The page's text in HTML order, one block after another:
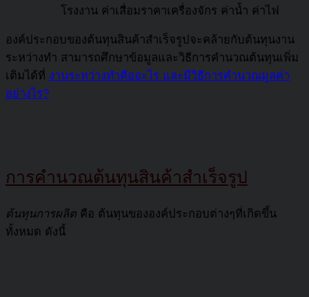
โรงงาน ค่าเสื่อมราคาเครื่องจักร ค่าน้ำ ค่าไฟ
องค์ประกอบของต้นทุนสินค้าสำเร็จรูปจะคล้ายกับต้นทุนงาน
ระหว่างทำ สามารถศึกษาข้อมูลและวิธีการคำนวณต้นทุนเพิ่ม
เติมได้ที่ งานระหว่างทำคืออะไร และมีวิธีการคำนวณมูลค่า
อย่างไร?
การคำนวณต้นทุนสินค้าสำเร็จรูป
ต้นทุนการผลิต คือ ต้นทุนขององค์ประกอบต่างๆที่เกิดขึ้น
ทั้งหมด ดังนี้